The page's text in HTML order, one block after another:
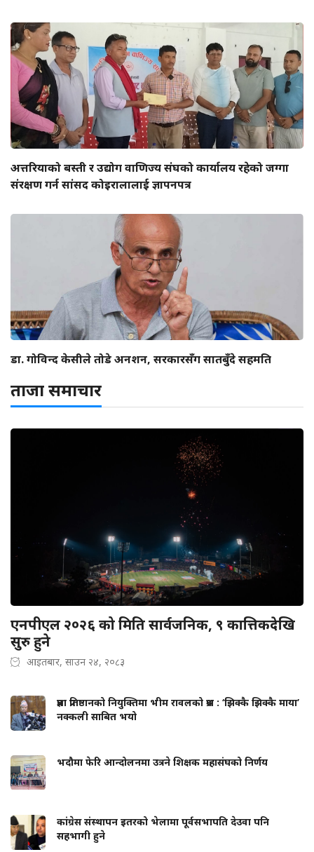
अत्तरियाको बस्ती र उद्योग वाणिज्य संघको कार्यालय रहेको जग्गा
संरक्षण गर्न सांसद कोइरालालाई ज्ञापनपत्र
डा. गोविन्द केसीले तोडे अनशन, सरकारसँग सातबुँदे सहमति
ताजा समाचार
एनपीएल २०२६ को मिति सार्वजनिक, ९ कात्तिकदेखि
सुरु हुने
आइतबार, साउन २४, २०८३
प्रज्ञा प्रतिष्ठानको नियुक्तिमा भीम रावलको प्रश्न : ‘झिक्कै झिक्कै माया’
नक्कली साबित भयो
भदौमा फेरि आन्दोलनमा उत्रने शिक्षक महासंघको निर्णय
कांग्रेस संस्थापन इतरको भेलामा पूर्वसभापति देउवा पनि
सहभागी हुने